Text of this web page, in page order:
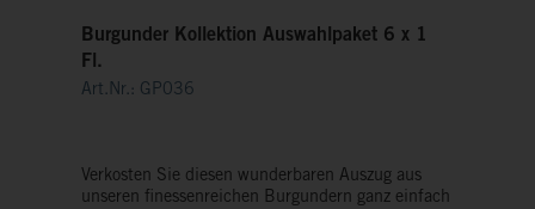
Burgunder Kollektion Auswahlpaket 6 x 1
Fl.
Art.Nr.: GP036
Verkosten Sie diesen wunderbaren Auszug aus
unseren finessenreichen Burgundern ganz einfach